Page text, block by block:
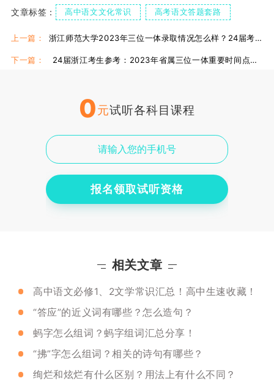
文章标签： 高中语文文化常识 高考语文答题套路
高中语文知识点
上一篇： 浙江师范大学2023年三位一体录取情况怎么样？24届考生可参考！
下一篇： 24届浙江考生参考：2023年省属三位一体重要时间点汇总！
0元试听各科目课程
报名领取试听资格
相关文章
高中语文必修1、2文学常识汇总！高中生速收藏！
“答应”的近义词有哪些？怎么造句？
蚂字怎么组词？蚂字组词汇总分享！
“拂”字怎么组词？相关的诗句有哪些？
绚烂和炫烂有什么区别？用法上有什么不同？